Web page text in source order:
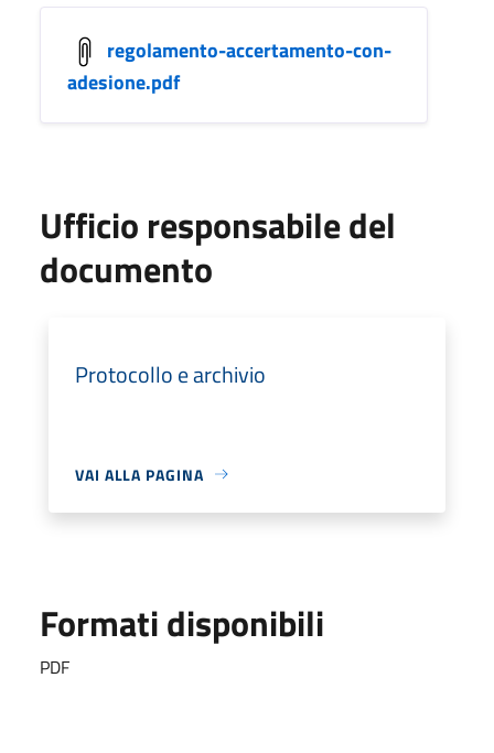
regolamento-accertamento-con-
adesione.pdf
Ufficio responsabile del
documento
Protocollo e archivio
VAI ALLA PAGINA
Formati disponibili
PDF